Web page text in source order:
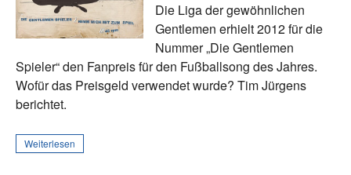
Die Liga der gewöhnlichen
Gentlemen erhielt 2012 für die
Nummer „Die Gentlemen
Spieler“ den Fanpreis für den Fußballsong des Jahres.
Wofür das Preisgeld verwendet wurde? Tim Jürgens
berichtet.
Weiterlesen